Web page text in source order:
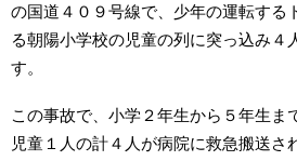
の国道４０９号線で、少年の運転する
る朝陽小学校の児童の列に突っ込み４
す。
この事故で、小学２年生から５年生ま
児童１人の計４人が病院に救急搬送さ